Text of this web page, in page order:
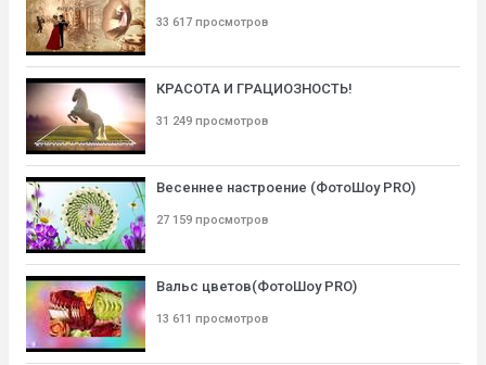
33 617 просмотров
КРАСОТА И ГРАЦИОЗНОСТЬ!
31 249 просмотров
Весеннее настроение (ФотоШоу PRO)
27 159 просмотров
Вальс цветов(ФотоШоу PRO)
13 611 просмотров